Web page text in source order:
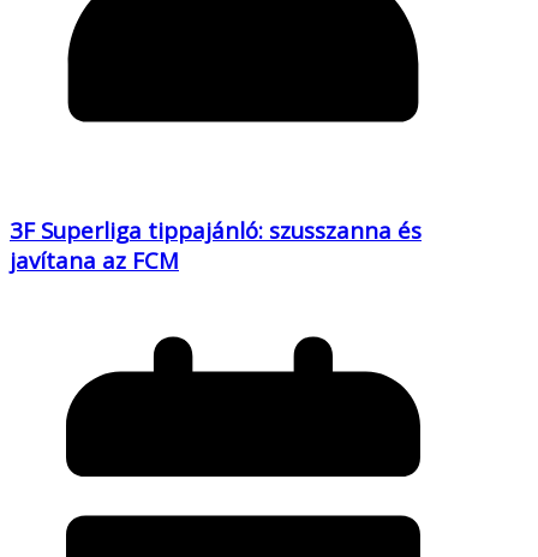
3F Superliga tippajánló: szusszanna és
javítana az FCM